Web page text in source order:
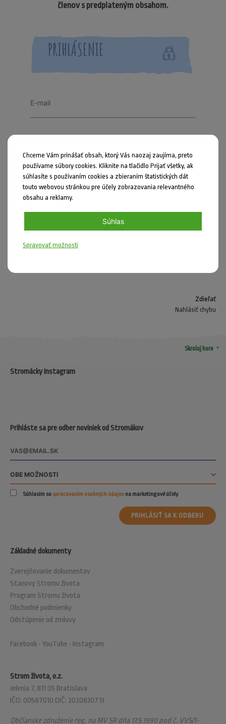
členov s predplateným obsahom.
PRIHLÁSENIE
Zapamätať si ma
Zabudli ste heslo?
Zdieľať
Nahlásiť chybu
Skroluj hore arrow_drop_up
Strom života, o.z.
Jelenia 7, 811 05 Bratislava
IČO: 00587010 DIČ: 2020830713
Občianske združenie reg. na MV SR dňa 17.5.1990 pod č. VVS/1-
Základné dokumenty
Zverejňovanie dokumentov
Stanovy Stromu života
Program Stromu života
Obchodné podmienky
Odstúpenie od zmluvy
Facebook • YouTube • Instagram
Prihláste sa pre odber noviniek od Stromákov
Súhlasím so spracovaním osobných údajovna marketingové účely.
PRIHLÁSIŤ SA K ODBERU
Stromácky Instagram
Chceme Vám prinášať obsah, ktorý Vás naozaj zaujíma, preto
používame súbory cookies. Kliknite na tlačidlo Prijať všetky, ak
súhlasíte s používaním cookies a zbieraním štatistických dát
touto webovou stránkou pre účely zobrazovania relevantného
obsahu a reklamy.
Súhlas
Spravovať možnosti